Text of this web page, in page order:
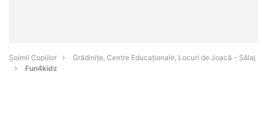
Șoimii Copiilor
Grădinițe, Centre Educaționale, Locuri de Joacă - Sălaj
Fun4kidz